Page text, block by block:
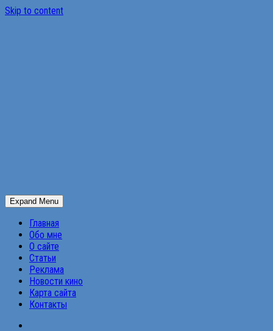
Skip to content
Expand Menu
Главная
Обо мне
О сайте
Статьи
Реклама
Новости кино
Карта сайта
Контакты